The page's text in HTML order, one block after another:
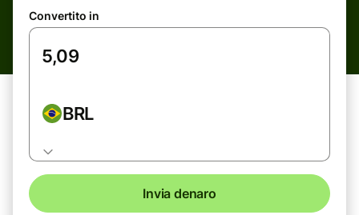
Convertito in
BRL
Invia denaro